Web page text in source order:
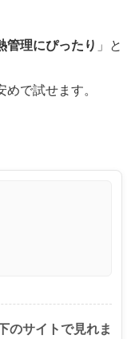
管理にぴったり 」と
で試せます。
のサイトで見れま